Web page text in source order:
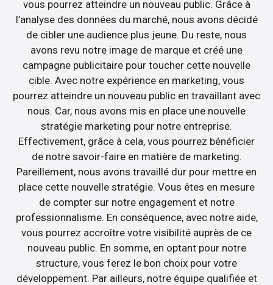
vous pourrez atteindre un nouveau public. Grâce à
l’analyse des données du marché, nous avons décidé
de cibler une audience plus jeune. Du reste, nous
avons revu notre image de marque et créé une
campagne publicitaire pour toucher cette nouvelle
cible. Avec notre expérience en marketing, vous
pourrez atteindre un nouveau public en travaillant avec
nous. Car, nous avons mis en place une nouvelle
stratégie marketing pour notre entreprise.
Effectivement, grâce à cela, vous pourrez bénéficier
de notre savoir-faire en matière de marketing.
Pareillement, nous avons travaillé dur pour mettre en
place cette nouvelle stratégie. Vous êtes en mesure
de compter sur notre engagement et notre
professionnalisme. En conséquence, avec notre aide,
vous pourrez accroître votre visibilité auprès de ce
nouveau public. En somme, en optant pour notre
structure, vous ferez le bon choix pour votre
développement. Par ailleurs, notre équipe qualifiée et